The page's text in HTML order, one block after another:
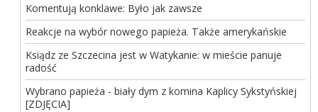
Komentują konklawe: Było jak zawsze
Reakcje na wybór nowego papieża. Także amerykańskie
Ksiądz ze Szczecina jest w Watykanie: w mieście panuje
radość
Wybrano papieża - biały dym z komina Kaplicy Sykstyńskiej
[ZDJĘCIA]